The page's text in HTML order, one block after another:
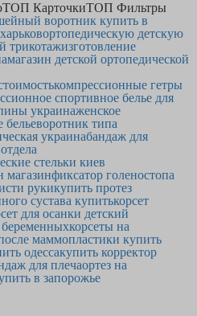
ТОП КарточкиТОП Фильтры
воротник купить в
ортопедическую детскую
трикотажизготовление
магазин детской ортопедической
компрессионные гетры
спортивное белье для
украинаженское
бельеворотник типа
украинабандаж для
стельки киев
магазинфиксатор голеностопа
рукикупить протез
сустава купитькорсет
для осанки детский
беременныхкорсеты на
маммопластики купить
одессакупить корректор
для плечаортез на
в запорожье